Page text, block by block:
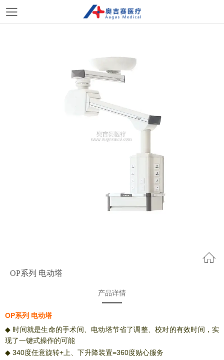
OP系列 电动塔
产品详情
OP系列 电动塔
◆ 时间就是生命的手术间、电动塔节省了调整、校对的有效时间，实
现了一键式操作的可能
◆ 340度任意旋转+上、下升降装置=360度贴心服务